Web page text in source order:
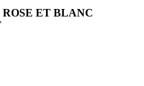
ET BLANC